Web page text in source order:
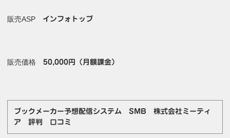
販売ASP インフォトップ
販売価格50,000円（月額課金）
ブックメーカー予想配信システム SMB 株式会社ミーティ
ア 評判 口コミ